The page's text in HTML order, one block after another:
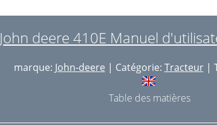
John deere 410E Manuel
marque: John-deere | Catégorie: Tracteur|
Table des matières